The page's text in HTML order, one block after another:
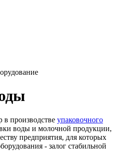
производстве упаковочного
воды и молочной продукции,
предприятия, для которых
- залог стабильной